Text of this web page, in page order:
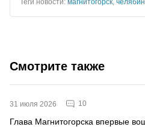
Смотрите также
31 июля 2026 10
Глава Магнитогорска впервые